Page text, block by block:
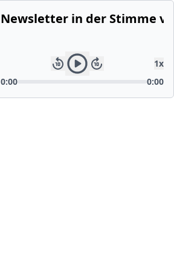
Newsletter in der Stimme
1x
0:00
0:00